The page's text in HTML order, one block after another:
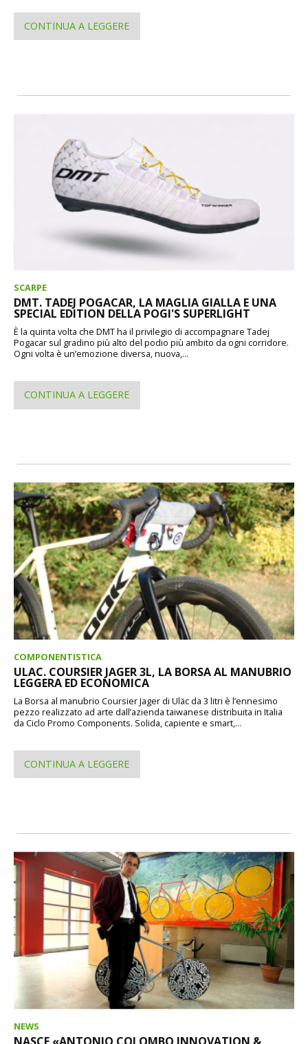
CONTINUA A LEGGERE
SCARPE
DMT. TADEJ POGACAR, LA MAGLIA GIALLA E UNA
SPECIAL EDITION DELLA POGI'S SUPERLIGHT
È la quinta volta che DMT ha il privilegio di accompagnare Tadej
Pogacar sul gradino più alto del podio più ambito da ogni corridore.
Ogni volta è un’emozione diversa, nuova,...
CONTINUA A LEGGERE
COMPONENTISTICA
ULAC. COURSIER JAGER 3L, LA BORSA AL MANUBRIO
LEGGERA ED ECONOMICA
La Borsa al manubrio Coursier Jager di Uläc da 3 litri è l’ennesimo
pezzo realizzato ad arte dall’azienda taiwanese distribuita in Italia
da Ciclo Promo Components. Solida, capiente e smart,...
CONTINUA A LEGGERE
NEWS
NASCE «ANTONIO COLOMBO INNOVATION &